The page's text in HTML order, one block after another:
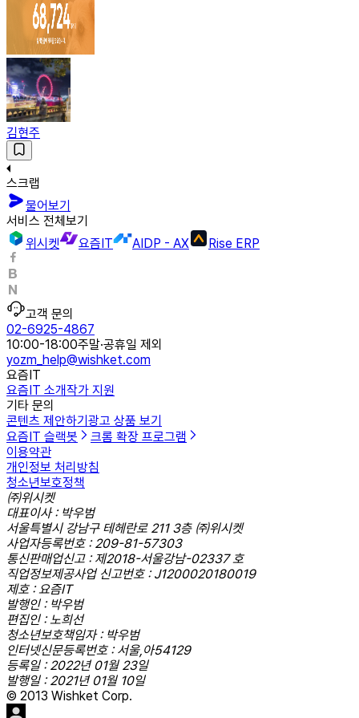
김현주
스크랩
물어보기
서비스 전체보기
위시켓
요즘IT AIDP - AX Rise ERP
고객 문의
02-6925-4867
10:00-18:00주말·공휴일 제외
yozm_help@wishket.com
요즘IT
요즘IT 소개작가 지원
기타 문의
콘텐츠 제안하기 광고 상품 보기
요즘IT 슬랙봇
크롬 확장 프로그램
이용약관
개인정보 처리방침
청소년보호정책
㈜위시켓
대표이사 : 박우범
서울특별시 강남구 테헤란로 211 3층 ㈜위시켓
사업자등록번호 : 209-81-57303
통신판매업신고 : 제2018-서울강남-02337 호
직업정보제공사업 신고번호 : J1200020180019
제호 : 요즘IT
발행인 : 박우범
편집인 : 노희선
청소년보호책임자 : 박우범
인터넷신문등록번호 : 서울,아54129
등록일 : 2022년 01월 23일
발행일 : 2021년 01월 10일
© 2013 Wishket Corp.